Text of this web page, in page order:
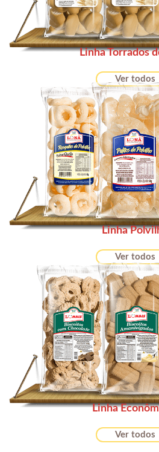
Linha Torrados
Ver todos
Linha
Ver todos
Linha
Ver todos